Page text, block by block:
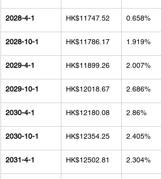
2028-4-1 HK$11747.52 0.658%
2028-10-1 HK$11786.17 1.919%
2029-4-1 HK$11899.26 2.007%
2029-10-1 HK$12018.67 2.686%
2030-4-1 HK$12180.08 2.86%
2030-10-1 HK$12354.25 2.405%
2031-4-1 HK$12502.81 2.304%